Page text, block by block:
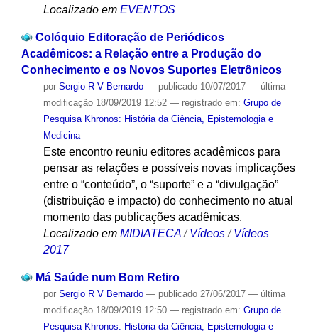
Localizado em EVENTOS
Colóquio Editoração de Periódicos
Acadêmicos: a Relação entre a Produção do
Conhecimento e os Novos Suportes Eletrônicos
por Sergio R V Bernardo — publicado10/07/2017 — última
modificação18/09/2019 12:52 — registrado em: Grupo de
Pesquisa Khronos: História da Ciência, Epistemologia e
Medicina
Este encontro reuniu editores acadêmicos para
pensar as relações e possíveis novas implicações
entre o “conteúdo”, o “suporte” e a “divulgação”
(distribuição e impacto) do conhecimento ​no atual
momento das publicações acadêmicas.
Localizado em MIDIATECA /Vídeos /Vídeos
2017
Má Saúde num Bom Retiro
por Sergio R V Bernardo — publicado27/06/2017 — última
modificação18/09/2019 12:50 — registrado em: Grupo de
Pesquisa Khronos: História da Ciência, Epistemologia e